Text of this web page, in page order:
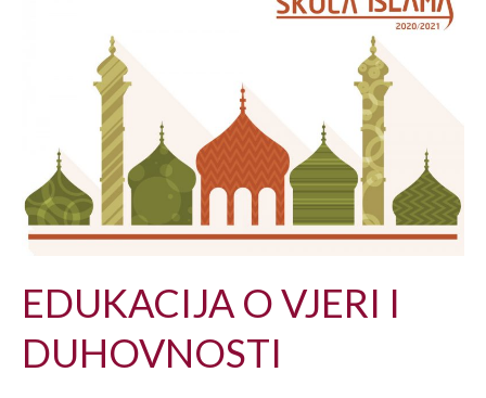
EDUKACIJA O VJERI I
DUHOVNOSTI